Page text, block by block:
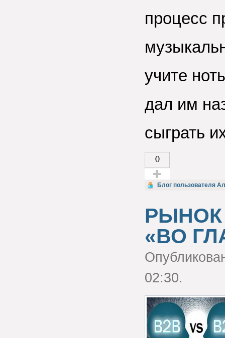
процесс
учите
дал им
сыграть
0
Голос за!
Блог пользователя
РЫНОК
«ВО
02:30.